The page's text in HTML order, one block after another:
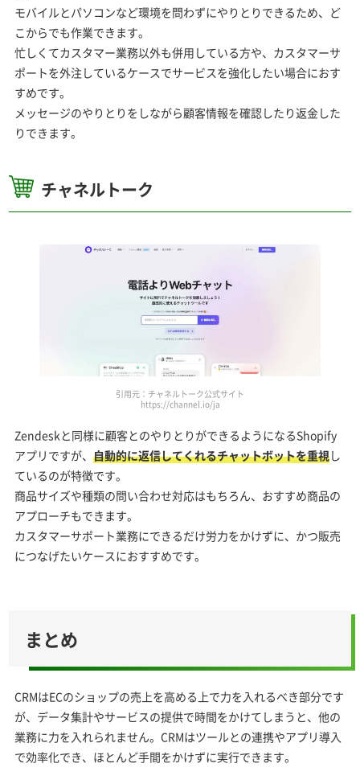
モバイルとパソコンなど環境を問わずにやりとりできるため、ど
こからでも作業できます。
忙しくてカスタマー業務以外も併用している方や、カスタマーサ
ポートを外注しているケースでサービスを強化したい場合におす
すめです。
メッセージのやりとりをしながら顧客情報を確認したり返金した
りできます。
チャネルトーク
引用元：チャネルトーク公式サイト
https://channel.io/ja
Zendeskと同様に顧客とのやりとりができるようになるShopify
アプリですが、 自動的に返信してくれるチャットボットを重視し
ているのが特徴です。
商品サイズや種類の問い合わせ対応はもちろん、おすすめ商品の
アプローチもできます。
カスタマーサポート業務にできるだけ労力をかけずに、かつ販売
につなげたいケースにおすすめです。
まとめ
CRMはECのショップの売上を高める上で力を入れるべき部分です
が、データ集計やサービスの提供で時間をかけてしまうと、他の
業務に力を入れられません。CRMはツールとの連携やアプリ導入
で効率化でき、ほとんど手間をかけずに実行できます。